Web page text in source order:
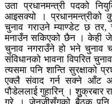
उता प्रधानमन्त्री पदको
आइसक्यो । प्रधानमन्त्रीको
चुनाव गराउने म्याण्डेट छ तर,
मनाउँन सकिएको छैन । केही
चुनाव नगराउँने हो भने चुनाव
संविधानको भावना विपरित
त्यसमा पनि शान्ति सुरक्षाको
एक्लै संवाद गर्न सक्ने आँट
पौडेललाई गुहारिन् । शुुक्रबार